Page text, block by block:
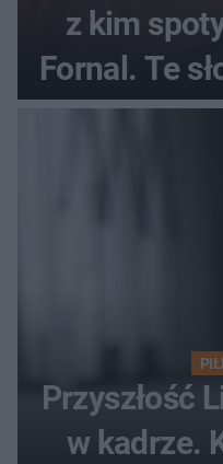
z kim
Fornal. Te
Przyszłość
w kadrze.